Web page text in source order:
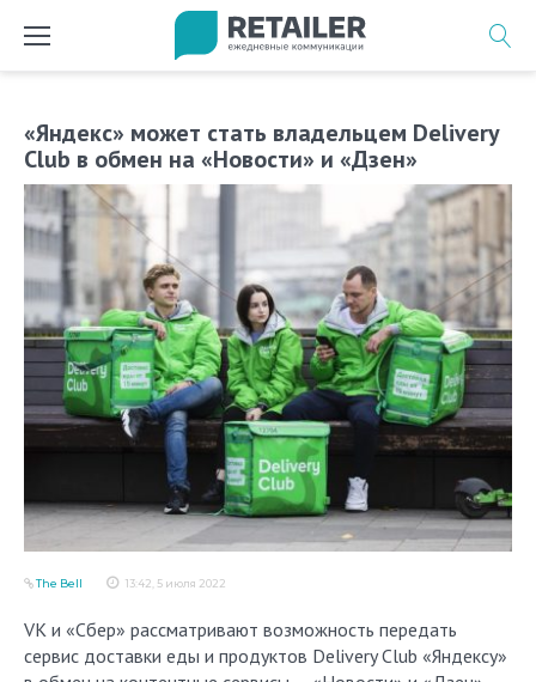
«Яндекс» может стать владельцем Delivery
Club в обмен на «Новости» и «Дзен»
13:42, 5 июля 2022
The Bell
VK и «Сбер» рассматривают возможность передать
сервис доставки еды и продуктов Delivery Club «Яндексу»